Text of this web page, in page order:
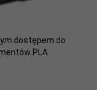
dostępem do
PLA